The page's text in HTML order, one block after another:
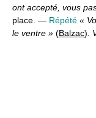
ont accepté, vous
place. — Répété «
le ventre » (Balzac)